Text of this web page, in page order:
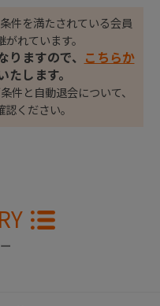
件を満たされている会員
れています。
ますので、
こちらか
たします。
件と自動退会について、
認ください。